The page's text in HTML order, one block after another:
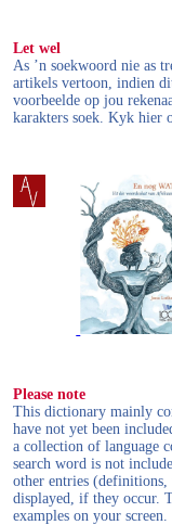
Let wel
As ’n soekwoord nie as
artikels vertoon, indien
voorbeelde op jou
karakters soek. Kyk hier
Please note
This dictionary mainly
have not yet been
a collection of language
search word is not
other entries (definitions,
displayed, if they occur.
examples on your screen.